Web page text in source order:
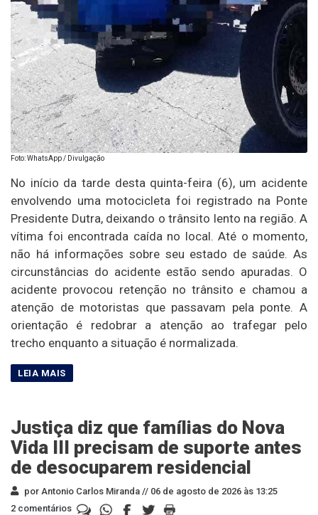
Foto: WhatsApp / Divulgação
No início da tarde desta quinta-feira (6), um acidente
envolvendo uma motocicleta foi registrado na Ponte
Presidente Dutra, deixando o trânsito lento na região. A
vítima foi encontrada caída no local. Até o momento,
não há informações sobre seu estado de saúde. As
circunstâncias do acidente estão sendo apuradas. O
acidente provocou retenção no trânsito e chamou a
atenção de motoristas que passavam pela ponte. A
orientação é redobrar a atenção ao trafegar pelo
trecho enquanto a situação é normalizada.
Justiça diz que famílias do Nova
Vida III precisam de suporte antes
de desocuparem residencial
por Antonio Carlos Miranda // 06 de agosto de 2026 às 13:25
2 comentários